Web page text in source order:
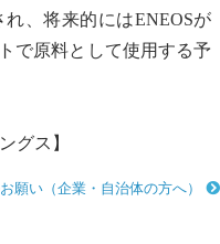
、将来的にはENEOSが
で原料として使用する予
グス】
願い（企業・自治体の方へ）